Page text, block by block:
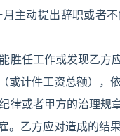
动提出辞职或者不
任工作或发现乙方
计件工资总额），
或者甲方的治理规
乙方应对造成的结